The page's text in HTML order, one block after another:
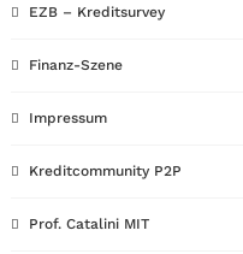
EZB – Kreditsurvey
Finanz-Szene
Impressum
Kreditcommunity P2P
Prof. Catalini MIT